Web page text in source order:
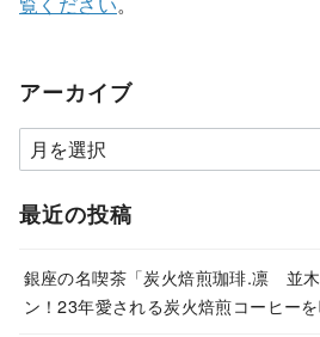
アーカイブ
ア
ー
カ
ブ
最近の投稿
銀座の名喫茶「炭火焙煎珈琲.凛 並
ン！23年愛される炭火焙煎コーヒー